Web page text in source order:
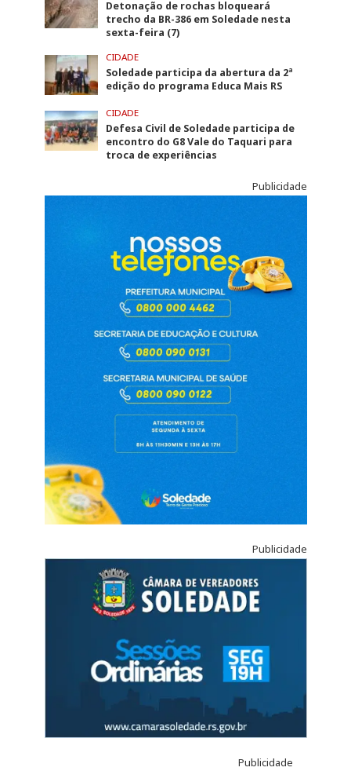
Detonação de rochas bloqueará
trecho da BR-386 em Soledade nesta
sexta-feira (7)
CIDADE
Soledade participa da abertura da 2ª
edição do programa Educa Mais RS
CIDADE
Defesa Civil de Soledade participa de
encontro do G8 Vale do Taquari para
troca de experiências
Publicidade
Publicidade
Publicidade